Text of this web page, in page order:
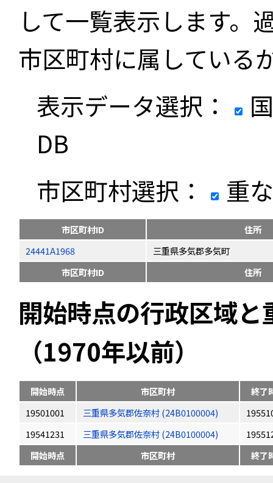
して一覧表示します。
市区町村に属している
表示データ選択：
DB
市区町村選択：
重
市区町村ID
住所
24441A1968
三重県多気郡多気町
市区町村ID
住所
開始時点の行政区域
（1970年以前）
開始時点 市区町村
終了
19501001
三重県多気郡佐奈村 (24B0100004)
19541231
三重県多気郡佐奈村 (24B0100004)
開始時点
市区町村 終了